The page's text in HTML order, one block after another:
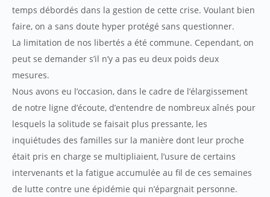
temps débordés dans la gestion de cette crise. Voulant bien
faire, on a sans doute hyper protégé sans questionner.
La limitation de nos libertés a été commune. Cependant, on
peut se demander s’il n’y a pas eu deux poids deux
mesures.
Nous avons eu l’occasion, dans le cadre de l’élargissement
de notre ligne d’écoute, d’entendre de nombreux aînés pour
lesquels la solitude se faisait plus pressante, les
inquiétudes des familles sur la manière dont leur proche
était pris en charge se multipliaient, l’usure de certains
intervenants et la fatigue accumulée au fil de ces semaines
de lutte contre une épidémie qui n’épargnait personne.